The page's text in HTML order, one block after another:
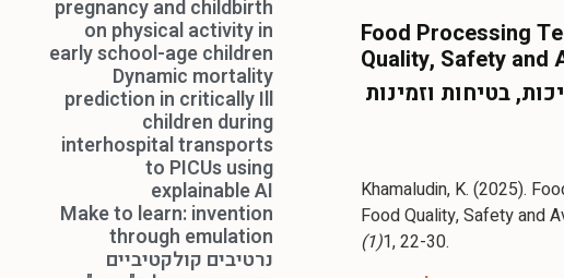
Food Processing
Quality, Safety and
בטיחות וזמינות
Khamaludin, K. (2025).
Food Quality, Safety and
(1)1, 22-30.
pregnancy and childbirth
on physical activity in
early school-age children
Dynamic mortality
prediction in critically Ill
children during
interhospital transports
to PICUs using
explainable AI
Make to learn: invention
through emulation
נרטיבים קולקטיביים